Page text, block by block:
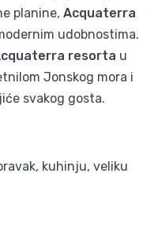
planine, Acquaterra
udobnostima.
resorta u
Jonskog mora i
svakog gosta.
kuhinju, veliku